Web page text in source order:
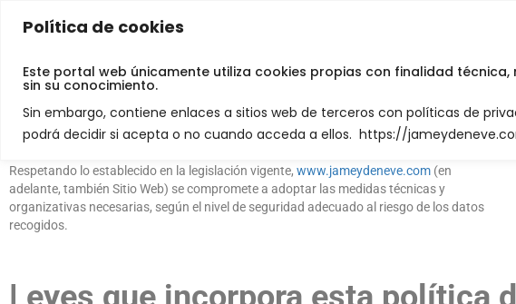
Política de cookies
Este portal web únicamente utiliza cookies propias con finalidad
sin su conocimiento.
Sin embargo, contiene enlaces a sitios web de terceros con políticas de
podrá decidir si acepta o no cuando acceda a ellos. https://
1. POLÍTICA DE PRIVACIDAD Y
PROTECCIÓN DE DATOS
Respetando lo establecido en la legislación vigente, www.jameydeneve.com (en
adelante, también Sitio Web) se compromete a adoptar las medidas técnicas y
organizativas necesarias, según el nivel de seguridad adecuado al riesgo de los datos
recogidos.